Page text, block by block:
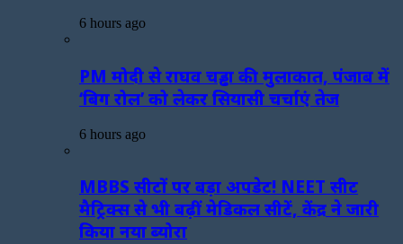
6 hours ago
PM मोदी से राघव चड्ढा की मुलाकात, पंजाब में
‘बिग रोल’ को लेकर सियासी चर्चाएं तेज
6 hours ago
MBBS सीटों पर बड़ा अपडेट! NEET सीट
मैट्रिक्स से भी बढ़ीं मेडिकल सीटें, केंद्र ने जारी
किया नया ब्योरा